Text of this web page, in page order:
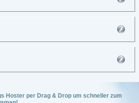
Hoster per Drag & Drop um schneller zum